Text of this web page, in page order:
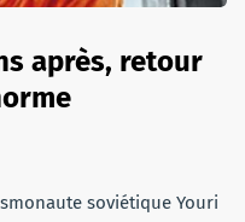
après, retour
soviétique Youri